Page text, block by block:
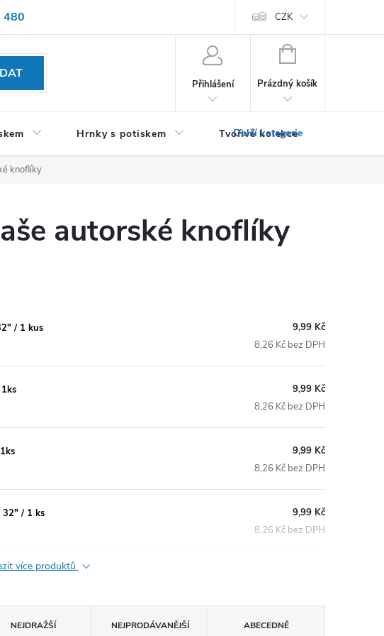
480PODMÍNKY PRO PODNIKATELE (B2B) Podmínky ochrany osobních údajů
CZK
Přihlášení
NÁKUPNÍ
Prázdný košík
Hrnky s potiskem Tvořivé kolekce
knoflíky
autorské knoflíky
/ 1 kus
9,99 Kč
8,26 Kč bez DPH
9,99 Kč
8,26 Kč bez DPH
9,99 Kč
8,26 Kč bez DPH
32" / 1 ks
9,99 Kč
8,26 Kč bez DPH
více produktů
NEJDRAŽŠÍ NEJPRODÁVANĚJŠÍ ABECEDNĚ